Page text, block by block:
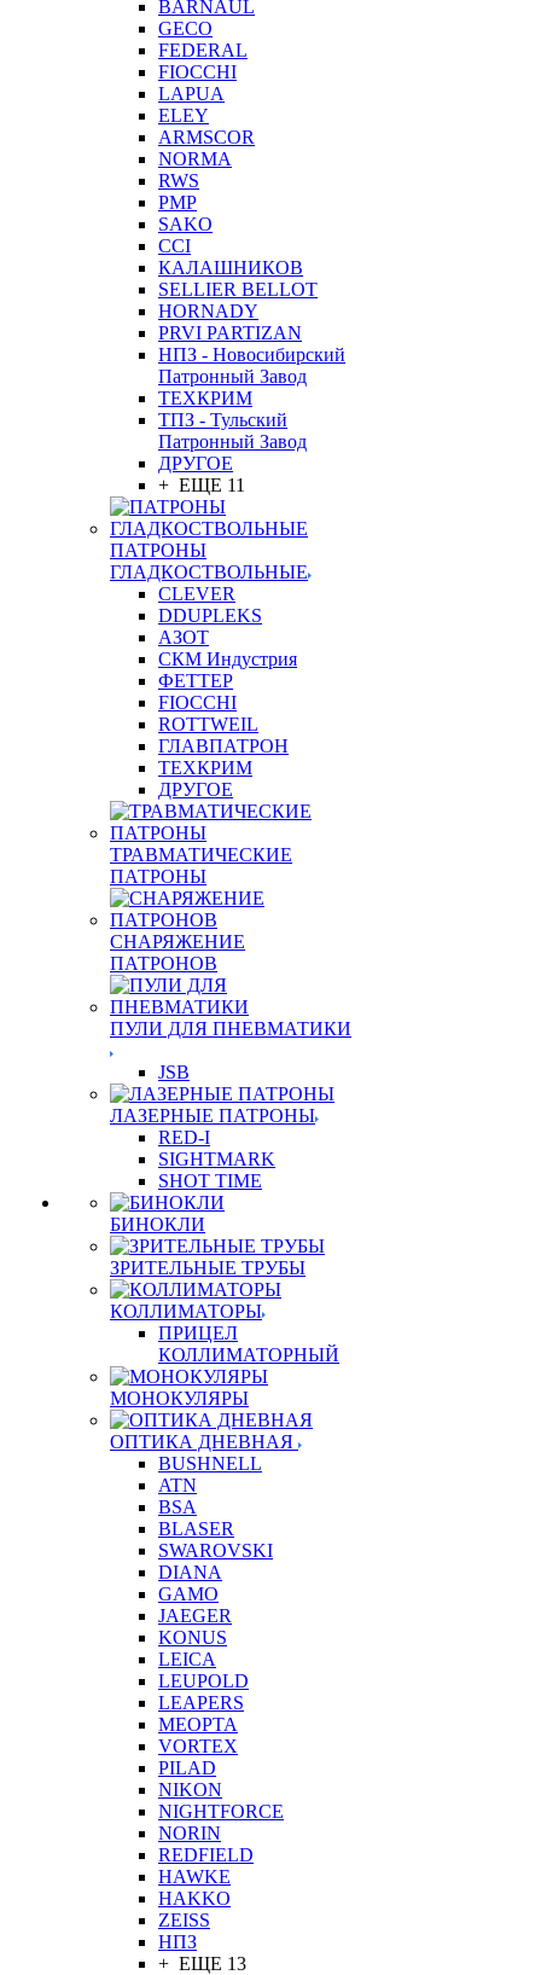
BARNAUL
GEСO
FEDERAL
FIOCCHI
LAPUA
ELEY
ARMSCOR
NORMA
RWS
PMP
SAKO
CCI
КАЛАШНИКОВ
SELLIER BELLOT
HORNADY
PRVI PARTIZAN
НПЗ - Новосибирский
Патронный Завод
ТЕХКРИМ
ТПЗ - Тульский
Патронный Завод
ДРУГОЕ
+ ЕЩЕ 11
ПАТРОНЫ
ГЛАДКОСТВОЛЬНЫЕ
CLEVER
DDUPLEKS
АЗОТ
СКМ Индустрия
ФЕТТЕР
FIOCCHI
ROTTWEIL
ГЛАВПАТРОН
ТЕХКРИМ
ДРУГОЕ
ТРАВМАТИЧЕСКИЕ
ПАТРОНЫ
СНАРЯЖЕНИЕ
ПАТРОНОВ
ПУЛИ ДЛЯ ПНЕВМАТИКИ
JSB
ЛАЗЕРНЫЕ ПАТРОНЫ
RED-I
SIGHTMARK
SHOT TIME
БИНОКЛИ
ЗРИТЕЛЬНЫЕ ТРУБЫ
КОЛЛИМАТОРЫ
ПРИЦЕЛ
КОЛЛИМАТОРНЫЙ
МОНОКУЛЯРЫ
ОПТИКА ДНЕВНАЯ
BUSHNELL
ATN
BSA
BLASER
SWAROVSKI
DIANA
GAMO
JAEGER
KONUS
LEICA
LEUPOLD
LEAPERS
MEOPTA
VORTEX
PILAD
NIKON
NIGHTFORCE
NORIN
REDFIELD
HAWKE
HAKKO
ZEISS
НПЗ
+ ЕЩЕ 13